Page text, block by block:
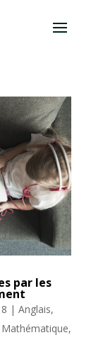
par les
| Anglais,
Mathématique,